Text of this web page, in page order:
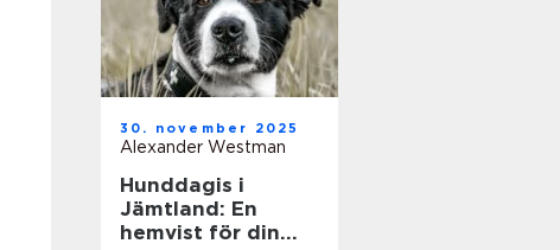
30. november 2025
Alexander Westman
Hunddagis i
Jämtland: En
hemvist för din